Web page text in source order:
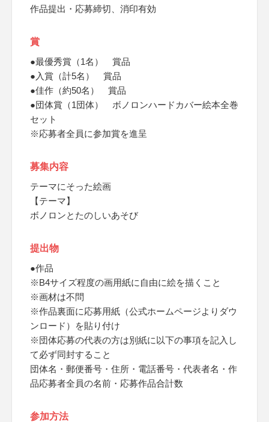
作品提出・応募締切、消印有効
賞
●最優秀賞（1名） 賞品
●入賞（計5名） 賞品
●佳作（約50名） 賞品
●団体賞（1団体） ボノロンハードカバー絵本全巻
セット
※応募者全員に参加賞を進呈
募集内容
テーマにそった絵画
【テーマ】
ボノロンとたのしいあそび
提出物
●作品
※B4サイズ程度の画用紙に自由に絵を描くこと
※画材は不問
※作品裏面に応募用紙（公式ホームページよりダウ
ンロード）を貼り付け
※団体応募の代表の方は別紙に以下の事項を記入し
て必ず同封すること
団体名・郵便番号・住所・電話番号・代表者名・作
品応募者全員の名前・応募作品合計数
参加方法